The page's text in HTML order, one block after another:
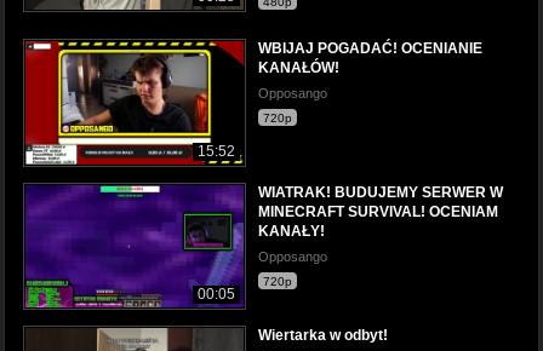
15:52
WBIJAJ POGADAĆ! OCENIANIE
KANAŁÓW!
Opposango
720p
00:05
WIATRAK! BUDUJEMY SERWER W
MINECRAFT SURVIVAL! OCENIAM
KANAŁY!
Opposango
720p
Wiertarka w odbyt!